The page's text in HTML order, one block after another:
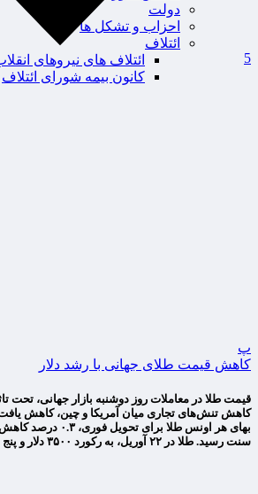
دولت
احزاب و تشکل ها
ائتلاف
ائتلاف های نیروهای
کانون بیمه شورای ائتلاف
5
پ
کاهش قیمت طلای جهانی با رشد دلار
قیمت طلا در معاملات روز دوشنبه بازار جهانی، تحت
کاهش تنش‌های تجاری میان آمریکا و چین، کاهش
سنت رسید. طلا در ۲۲ آوریل، به رکورد ۳۵۰۰ دلار و پنج […]